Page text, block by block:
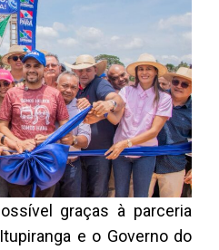
graças à parceria
e o Governo do